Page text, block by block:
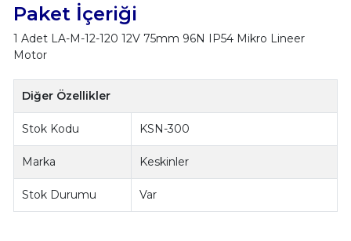
Paket İçeriği
1 Adet LA-M-12-120 12V 75mm 96N IP54 Mikro Lineer
Motor
Diğer Özellikler
Stok Kodu KSN-300
Marka Keskinler
Stok Durumu Var